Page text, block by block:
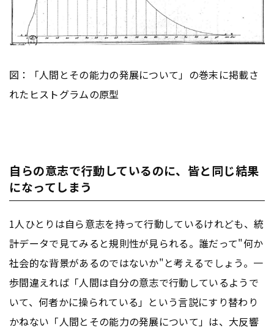
図：「人間とその能力の発展について」の巻末に掲載さ
れたヒストグラムの原型
自らの意志で行動しているのに、皆と同じ結果
になってしまう
1人ひとりは自ら意志を持って行動しているけれども、統
計データで見てみると規則性が見られる。誰だって"何か
社会的な背景があるのではないか"と考えるでしょう。一
歩間違えれば「人間は自分の意志で行動しているようで
いて、何者かに操られている」という言説にすり替わり
かねない「人間とその能力の発展について」は、大反響